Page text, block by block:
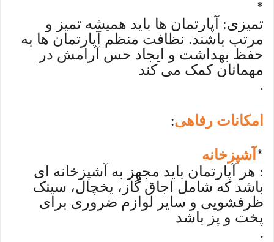
*
تمیزی: آپارتمان ها باید همیشه تمیز و
مرتب باشند. نظافت منظم آپارتمان ها به
حفظ بهداشت و ایجاد حس آرامش در
مهمانان کمک می کند
.
امکانات رفاهی:
* آشپزخانه
: هر آپارتمان باید مجهز به آشپزخانه ای
باشد که شامل اجاق گاز، یخچال، سینک
ظرفشویی و سایر لوازم ضروری برای
پخت و پز باشد
.